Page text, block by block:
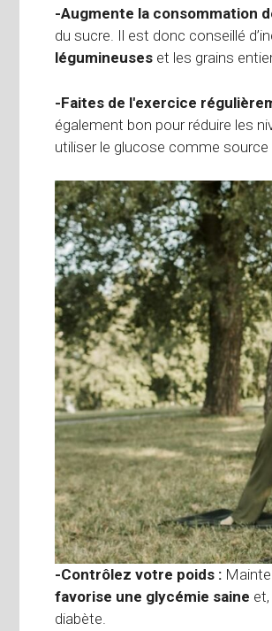
-Augmente la consommation
du sucre. Il est donc conseillé
légumineuses et les grains
-Faites de l'exercice
également bon pour réduire les
utiliser le glucose comme source
-Contrôlez votre poids :
favorise une glycémie saine
diabète.